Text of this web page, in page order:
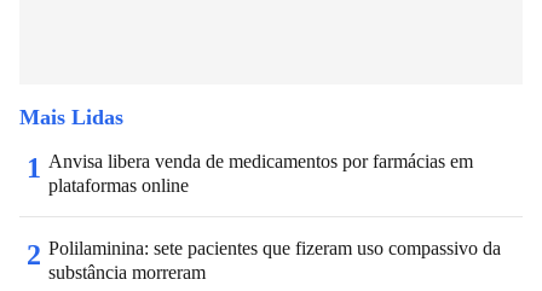
Mais Lidas
1 Anvisa libera venda de medicamentos por farmácias em
plataformas online
2 Polilaminina: sete pacientes que fizeram uso compassivo da
substância morreram